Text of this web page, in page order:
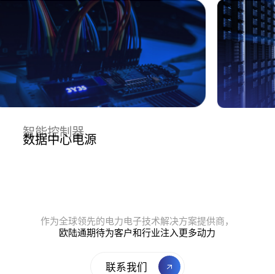
智能控制器
作为全球领先的电力电子技术解决方案提供商，
欧陆通期待为客户和行业注入更多动力
联系我们